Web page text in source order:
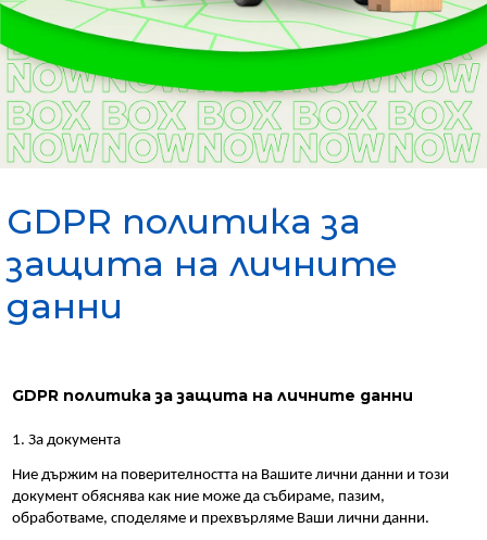
GDPR политика за
защита на личните
данни
GDPR политика за защита на личните данни
1. За документа
Ние държим на поверителността на Вашите лични данни и този
документ обяснява как ние може да събираме, пазим,
обработваме, споделямe и прехвърляме Ваши лични данни.